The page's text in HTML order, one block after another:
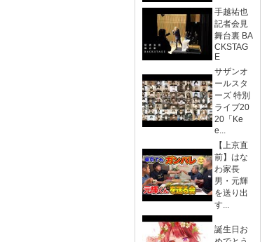
手越祐也
記者会見
舞台裏 BA
CKSTAG
E
サザンオ
ールスタ
ーズ 特別
ライブ20
20「Ke
e...
【上京直
前】はな
わ家長
男・元輝
を送り出
す...
誕生日お